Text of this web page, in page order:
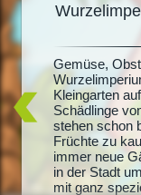
2
zu
auch
Gemüse,
Kleingarten
Schädlinge
stehen schon
Früchte zu
immer neue
in der Stadt
mit ganz